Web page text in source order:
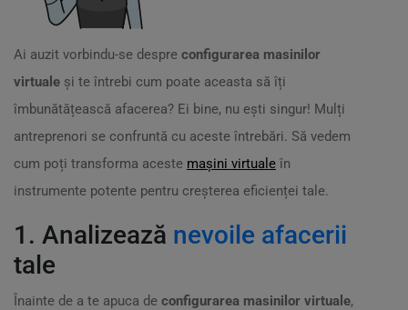
Ai auzit vorbindu-se despre configurarea masinilor
virtuale și te întrebi cum poate aceasta să îți
îmbunătățească afacerea? Ei bine, nu ești singur! Mulți
antreprenori se confruntă cu aceste întrebări. Să vedem
cum poți transforma aceste mașini virtuale în
instrumente potente pentru creșterea eficienței tale.
1. Analizează nevoile afacerii
tale
Înainte de a te apuca de configurarea masinilor virtuale,